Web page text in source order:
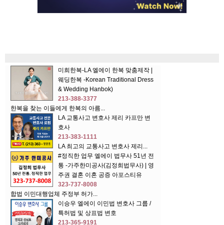
미희한복-LA 엘에이 한복 맞춤제작 |
웨딩한복 -Korean Traditional Dress
& Wedding Hanbok)
213-388-3377
한복을 찾는 이들에게 한복의 아름...
LA 교통사고 변호사 제리 카프만 변
호사
213-383-1111
LA 최고의 교통사고 변호사 제리...
#정직한 업무 엘에이 법무사 51년 전
통 -가주한미공사(김정희법무사) | 영
주권 결혼 이혼 공증 아포스티유
323-737-8008
합법 이민대행업체 주정부 허가...
이승우 엘에이 이민법 변호사 그룹 /
특허법 및 상표법 변호
213-365-9191